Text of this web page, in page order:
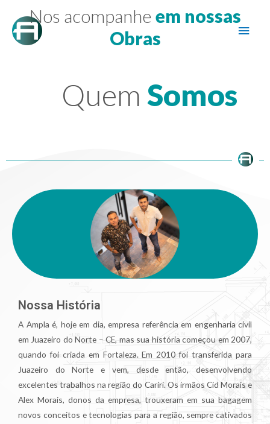
Nos acompanhe em nossas
Obras
Quem Somos
Nossa História
A Ampla é, hoje em dia, empresa referência em engenharia civil
em Juazeiro do Norte – CE, mas sua história começou em 2007,
quando foi criada em Fortaleza. Em 2010 foi transferida para
Juazeiro do Norte e vem, desde então, desenvolvendo
excelentes trabalhos na região do Cariri. Os irmãos Cid Morais e
Alex Morais, donos da empresa, trouxeram em sua bagagem
novos conceitos e tecnologias para a região, sempre cativados